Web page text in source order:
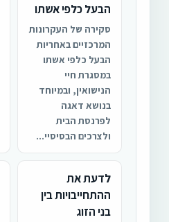
הבעל כלפי אשתו
סקירה של העקרונות
המרכזיים באחריות
הבעל כלפי אשתו
במסגרת חיי
הנישואין, ובמיוחד
בנושא דאגה
לפרנסת הבית
ולצרכים הבסיסיי...
לדעת את
ההתחייבויות בין
בני הזוג